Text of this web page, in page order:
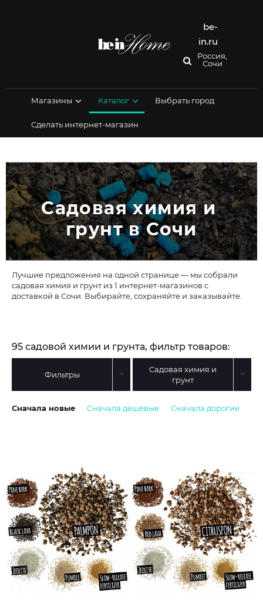
be-
in.ru
Россия,
Сочи
Магазины Каталог Выбрать город
Сделать интернет-магазин
Садовая химия и
грунт в Сочи
Лучшие предложения на одной странице — мы собрали
садовая химия и грунт из 1 интернет-магазинов с
доставкой в Сочи. Выбирайте, сохраняйте и заказывайте.
95 садовой химии и грунта, фильтр товаров:
Фильтры
Садовая химия и
грунт
Сначала новые Сначала дешёвые Сначала дорогие